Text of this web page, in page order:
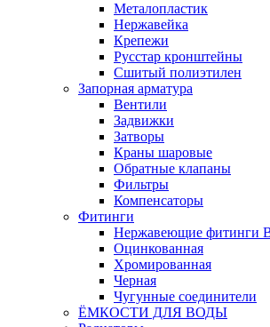
Металопластик
Нержавейка
Крепежи
Русстар кронштейны
Сшитый полиэтилен
Запорная арматура
Вентили
Задвижки
Затворы
Краны шаровые
Обратные клапаны
Фильтры
Компенсаторы
Фитинги
Нержавеющие фитинги
Оцинкованная
Хромированная
Черная
Чугунные соединители
ЁМКОСТИ ДЛЯ ВОДЫ